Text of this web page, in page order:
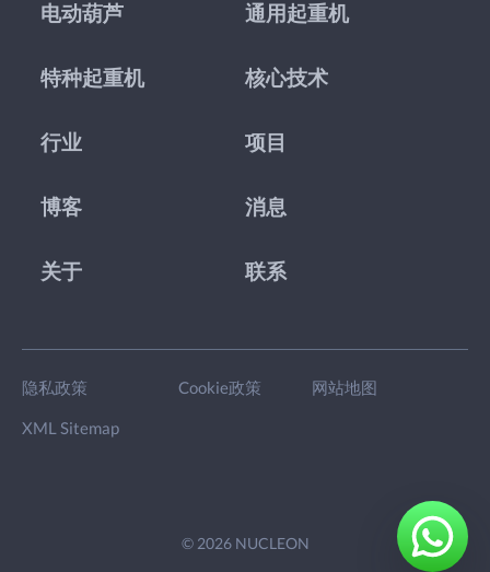
电动葫芦 通用起重机
特种起重机 核心技术
行业 项目
博客 消息
关于 联系
隐私政策 Cookie政策 网站地图
XML Sitemap
© 2026 NUCLEON